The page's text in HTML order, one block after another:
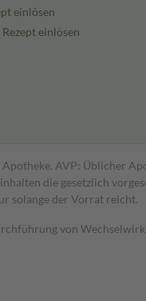
einlösen
einlösen
AVP: Üblicher
die gesetzlich
solange der Vorrat reicht.
von